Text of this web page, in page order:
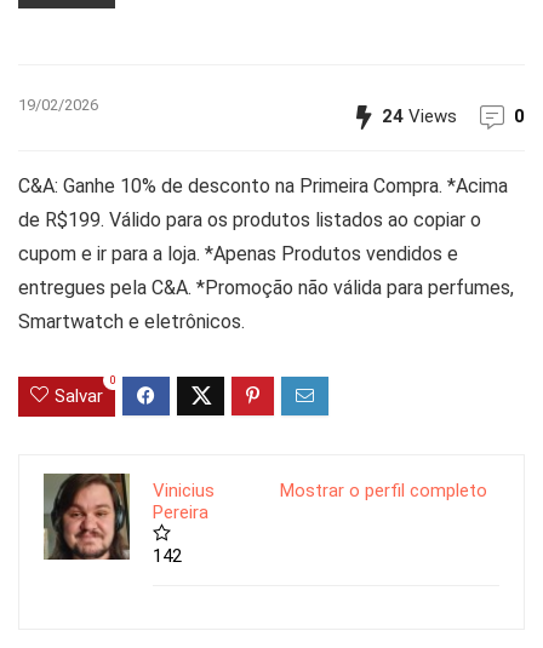
19/02/2026
24 Views 0
C&A: Ganhe 10% de desconto na Primeira Compra. *Acima
de R$199. Válido para os produtos listados ao copiar o
cupom e ir para a loja. *Apenas Produtos vendidos e
entregues pela C&A. *Promoção não válida para perfumes,
Smartwatch e eletrônicos.
Salvar
0
Mostrar o perfil completo
Vinicius
Pereira
142